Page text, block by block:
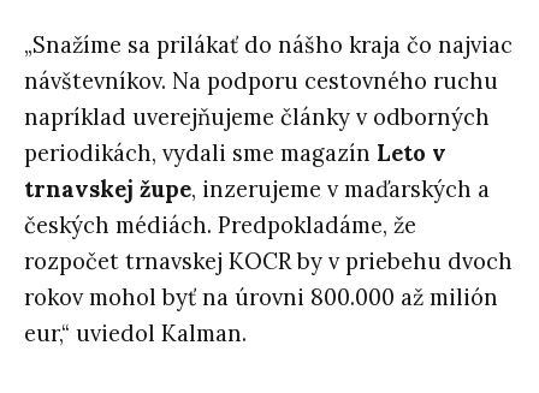
„Snažíme sa prilákať do nášho kraja čo najviac
návštevníkov. Na podporu cestovného ruchu
napríklad uverejňujeme články v odborných
periodikách, vydali sme magazín Leto v
trnavskej župe, inzerujeme v maďarských a
českých médiách. Predpokladáme, že
rozpočet trnavskej KOCR by v priebehu dvoch
rokov mohol byť na úrovni 800.000 až milión
eur,“ uviedol Kalman.